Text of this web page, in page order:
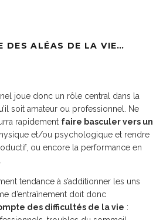
DES ALÉAS DE LA VIE…
joue donc un rôle central dans la
soit amateur ou professionnel. Ne
rapidement faire basculer vers un
et/ou psychologique et rendre
ou encore la performance en
tendance à s’additionner les uns
d’entraînement doit donc
des difficultés de la vie :